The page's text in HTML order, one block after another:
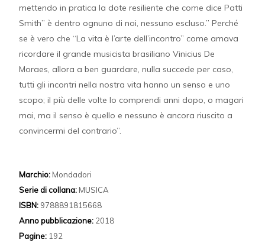
mettendo in pratica la dote resiliente che come dice Patti
Smith” è dentro ognuno di noi, nessuno escluso.” Perché
se è vero che “La vita è l’arte dell’incontro” come amava
ricordare il grande musicista brasiliano Vinicius De
Moraes, allora a ben guardare, nulla succede per caso,
tutti gli incontri nella nostra vita hanno un senso e uno
scopo; il più delle volte lo comprendi anni dopo, o magari
mai, ma il senso è quello e nessuno è ancora riuscito a
convincermi del contrario”.
Marchio: Mondadori
Serie di collana: MUSICA
ISBN: 9788891815668
Anno pubblicazione: 2018
Pagine: 192